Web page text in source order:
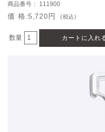
111900
価格5,720円 (税込)
数量